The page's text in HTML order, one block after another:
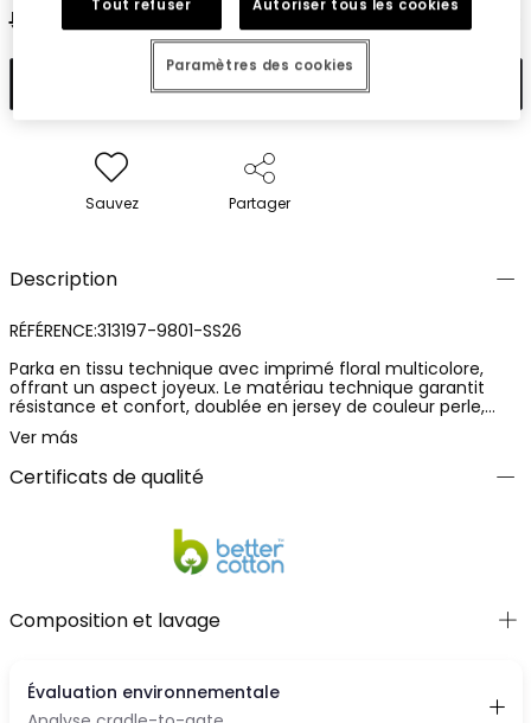
59,95 € 29,95 € 23,95 €
Ajouter
Sauvez Partager
Description
RÉFÉRENCE:313197-9801-SS26
Parka en tissu technique avec imprimé floral multicolore,
offrant un aspect joyeux. Le matériau technique garantit
résistance et confort, doublée en jersey de couleur perle,
tandis que sa capuche ajoute de la fonctionnalité les jours de
pluie. Disponible en tailles de 12 mois à 10 ans, elle s'adapte à
la croissance. Parfaite pour être assortie avec des pantalons
ou des jupes, complétant toute tenue avec son style vibrant.
Ver más
Certificats de qualité
Composition et lavage
Tout refuser Autoriser tous les cookies
Paramètres des cookies